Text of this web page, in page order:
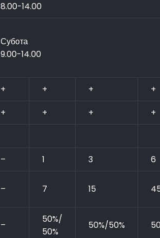
8.00-14.00
Субота
9.00-14.00
+ + + +
+ + + +
– 1 3 6
– 7 15
–
50%/
50%
50%/50%